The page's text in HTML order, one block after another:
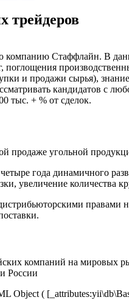
трейдеров
компанию Стаффлайн. В
поглощения
и продажи сырья),
кандидатов с
тыс. + % от сделок.
продаже угольной
года динамичного
увеличение количества
компаний на мировых
России
Object (